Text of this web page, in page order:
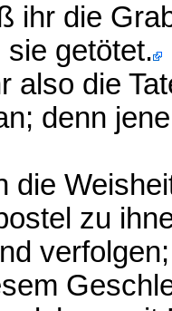
ihr die
getötet.
also die
denn
die
zu
verfolgen;